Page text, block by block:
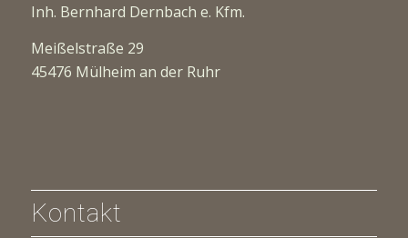
Inh. Bernhard Dernbach e. Kfm.
Meißelstraße 29
45476 Mülheim an der Ruhr
Kontakt